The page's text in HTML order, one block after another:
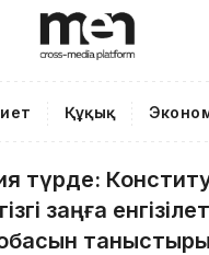
Құқық
түрде:
заңға